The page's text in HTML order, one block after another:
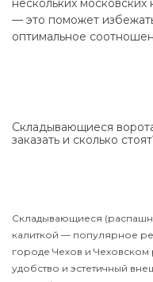
нескольких
— это поможет
оптимальное
Складывающиеся
заказать и сколько
Складывающиеся
калиткой — популярное
городе Чехов и Чеховском
удобство и эстетичный